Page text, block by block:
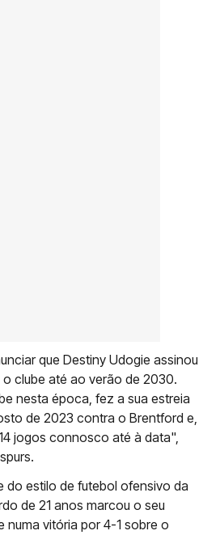
que Destiny Udogie assinou
clube até ao verão de 2030.
nesta época, fez a sua estreia
de 2023 contra o Brentford e,
jogos connosco até à data",
do estilo de futebol ofensivo da
de 21 anos marcou o seu
numa vitória por 4-1 sobre o